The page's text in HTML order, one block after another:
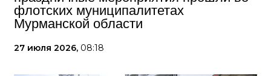
флотских муниципалитетах
Мурманской области
27 июля 2026, 08:18